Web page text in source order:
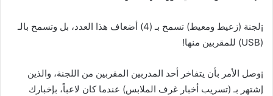
¡لجنة (زعيط ومعيط) تسمح بـ (4) أضعاف هذا العدد، بل وتسمح بالـ
(USB) للمقربين منها!
¡وصل الأمر بأن يتفاخر أحد المدربين المقربين من اللجنة، والذين
إشتهر بـ (تسريب أخبار غرف الملابس) عندما كان لاعباً، بإخبارك